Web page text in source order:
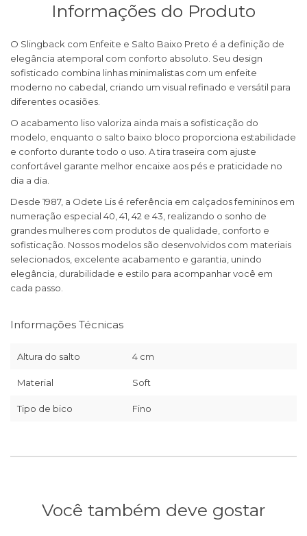
Informações do Produto
O Slingback com Enfeite e Salto Baixo Preto é a definição de
elegância atemporal com conforto absoluto. Seu design
sofisticado combina linhas minimalistas com um enfeite
moderno no cabedal, criando um visual refinado e versátil para
diferentes ocasiões.
O acabamento liso valoriza ainda mais a sofisticação do
modelo, enquanto o salto baixo bloco proporciona estabilidade
e conforto durante todo o uso. A tira traseira com ajuste
confortável garante melhor encaixe aos pés e praticidade no
dia a dia.
Desde 1987, a Odete Lis é referência em calçados femininos em
numeração especial 40, 41, 42 e 43, realizando o sonho de
grandes mulheres com produtos de qualidade, conforto e
sofisticação. Nossos modelos são desenvolvidos com materiais
selecionados, excelente acabamento e garantia, unindo
elegância, durabilidade e estilo para acompanhar você em
cada passo.
Informações Técnicas
Altura do salto 4 cm
Material Soft
Tipo de bico Fino
Você também deve gostar